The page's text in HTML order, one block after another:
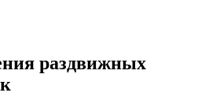
раздвижных